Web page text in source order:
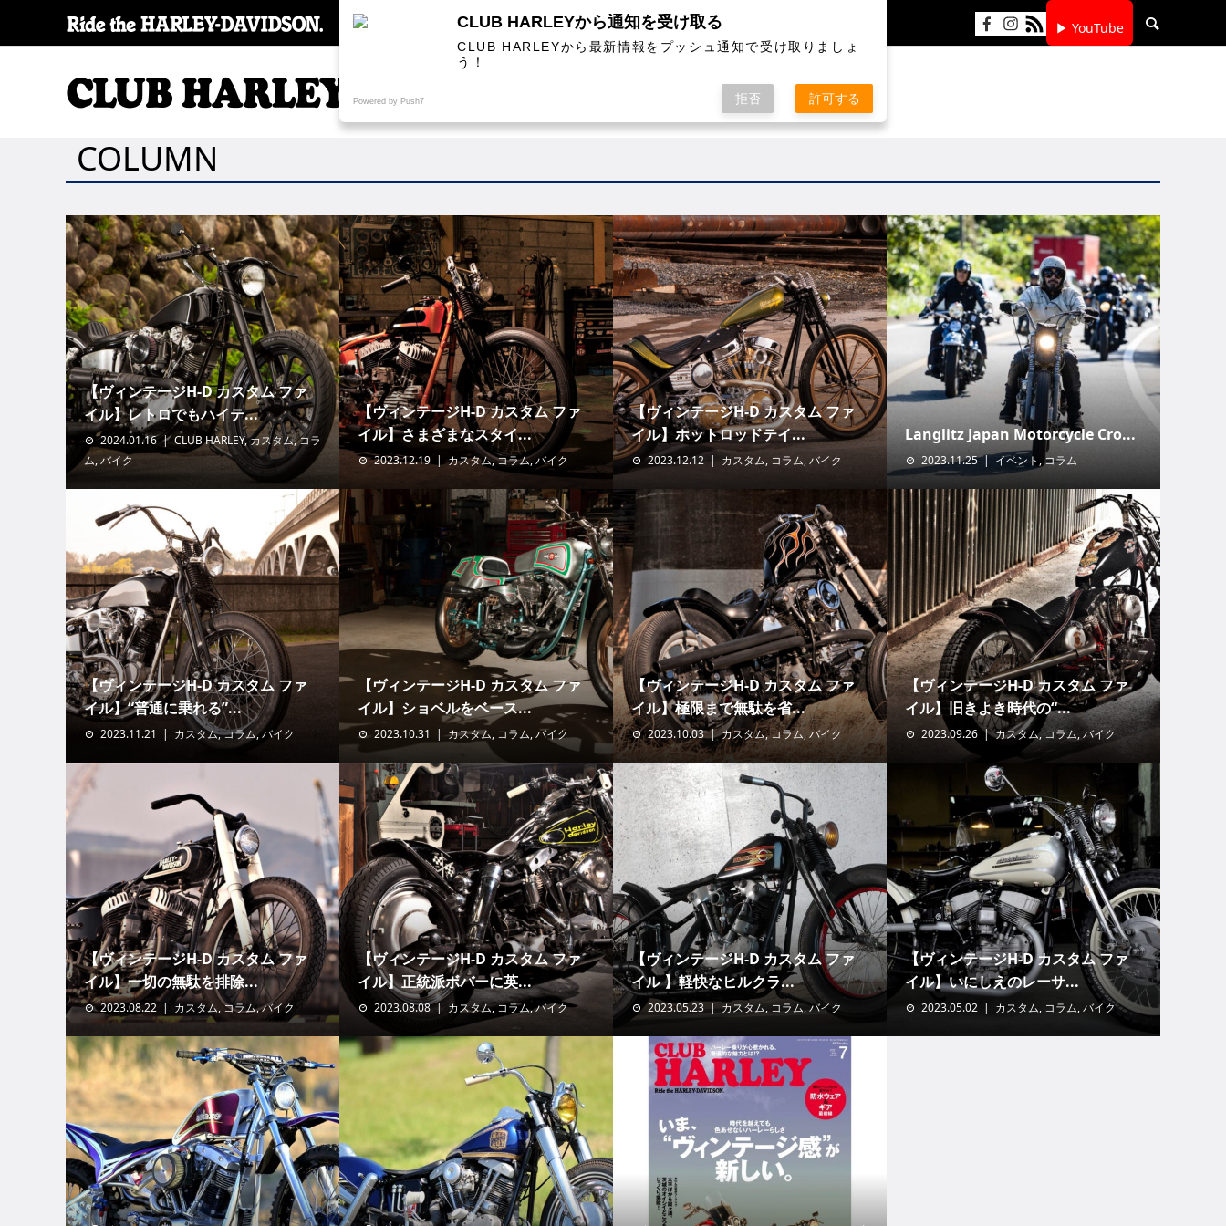
▶ YouTube
SPECIALCOLUMN
COLUMN
【ヴィンテージH-D カスタム ファ
イル】レトロでもハイテ...
2024.01.16 CLUB HARLEY,カスタム,コラ
ム,バイク
【ヴィンテージH-D カスタム ファ
イル】さまざまなスタイ...
2023.12.19 カスタム,コラム,バイク
【ヴィンテージH-D カスタム ファ
イル】ホットロッドテイ...
2023.12.12 カスタム, コラム,バイク
Langlitz Japan Motorcycle Cro...
2023.11.25 イベント ,コラム
【ヴィンテージH-D カスタム ファ
イル】“普通に乗れる”...
2023.11.21 カスタム,コラム,バイク
【ヴィンテージH-D カスタム ファ
イル】ショベルをベース...
2023.10.31 カスタム, コラム,バイク
【ヴィンテージH-D カスタム ファ
イル】極限まで無駄を省...
2023.10.03 カスタム,コラム,バイク
【ヴィンテージH-D カスタム ファ
イル】旧きよき時代の“...
2023.09.26 カスタム,コラム,バイク
【ヴィンテージH-D カスタム ファ
イル】一切の無駄を排除...
2023.08.22 カスタム,コラム,バイク
【ヴィンテージH-D カスタム ファ
イル】正統派ボバーに英...
2023.08.08 カスタム,コラム,バイク
【ヴィンテージH-D カスタム ファ
イル 】軽快なヒルクラ...
2023.05.23 カスタム,コラム,バイク
【ヴィンテージH-D カスタム ファ
イル】いにしえのレーサ...
2023.05.02 カスタム, コラム,バイク
CLUB HARLEYから通知を受け取る
CLUB HARLEYから最新情報をプッシュ通知で受け取りましょ
う！
Powered by Push7 拒否 許可する